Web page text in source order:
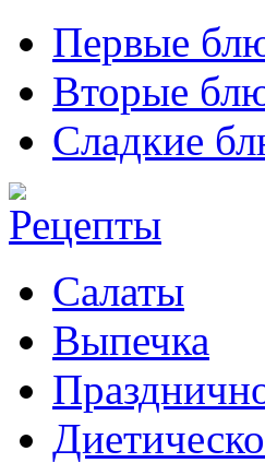
Первые
Вторые
Сладкие
Салаты
Выпечка